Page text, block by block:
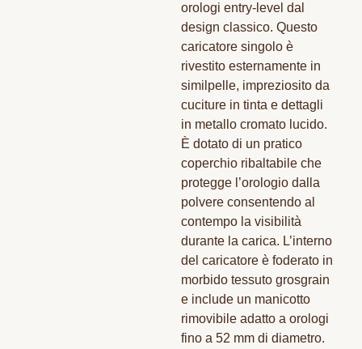
orologi entry-level dal
design classico. Questo
caricatore singolo è
rivestito esternamente in
similpelle, impreziosito da
cuciture in tinta e dettagli
in metallo cromato lucido.
È dotato di un pratico
coperchio ribaltabile che
protegge l’orologio dalla
polvere consentendo al
contempo la visibilità
durante la carica. L’interno
del caricatore è foderato in
morbido tessuto grosgrain
e include un manicotto
rimovibile adatto a orologi
fino a 52 mm di diametro.